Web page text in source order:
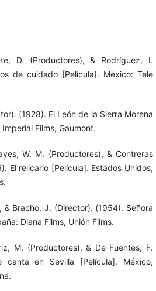
D. (Productores), & Rodríguez, I.
de cuidado [Película]. México: Tele
(1928). El León de la Sierra Morena
Films, Gaumont.
W. M. (Productores), & Contreras
El relicario [Película]. Estados Unidos,
& Bracho, J. (Director). (1954). Señora
Diana Films, Unión Films.
M. (Productores), & De Fuentes, F.
canta en Sevilla [Película]. México,